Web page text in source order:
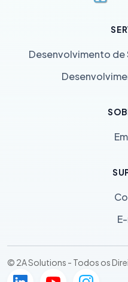
Desenvolvimento
© 2A Solutions - Todos os